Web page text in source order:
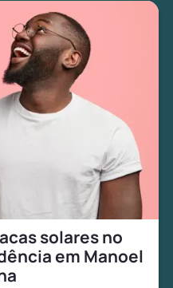
solares no
em Manoel